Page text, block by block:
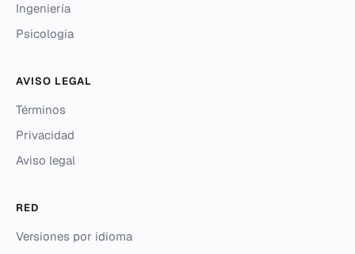
Ingeniería
Psicología
AVISO LEGAL
Términos
Privacidad
Aviso legal
RED
Versiones por idioma